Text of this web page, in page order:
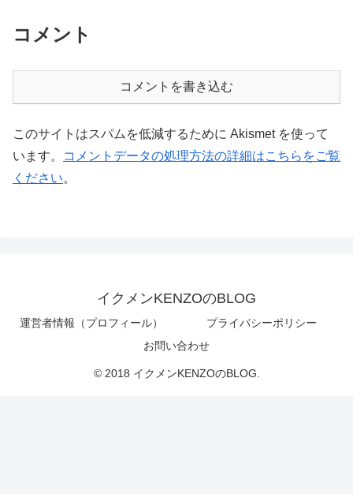
コメント
コメントを書き込む
このサイトはスパムを低減するために Akismet を使って
います。
コメントデータの処理方法の詳細はこちらをご覧
ください。
イクメンKENZOのBLOG
運営者情報（プロフィール）
プライバシーポリシー
お問い合わせ
© 2018 イクメンKENZOのBLOG.